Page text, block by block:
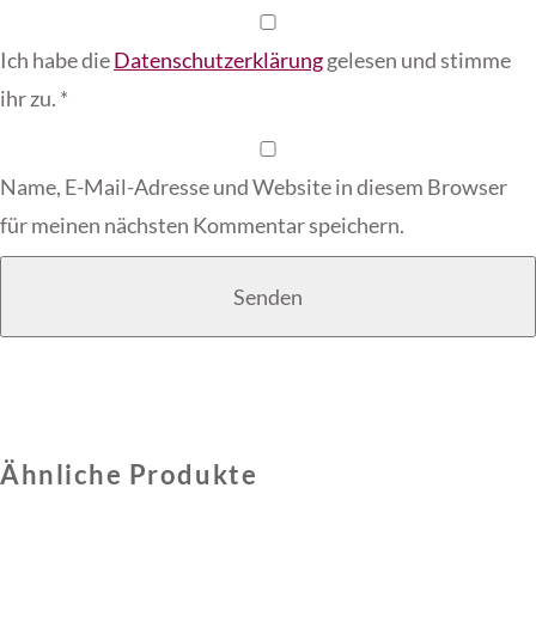
Ich habe dieDatenschutzerklärunggelesen und stimme
ihr zu. *
Name, E-Mail-Adresse und Website in diesem Browser
für meinen nächsten Kommentar speichern.
Ähnliche Produkte